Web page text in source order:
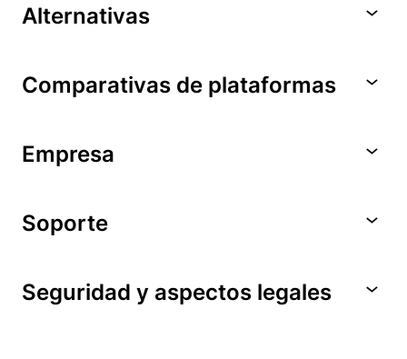
Alternativas
Comparativas de plataformas
Empresa
Soporte
Seguridad y aspectos legales